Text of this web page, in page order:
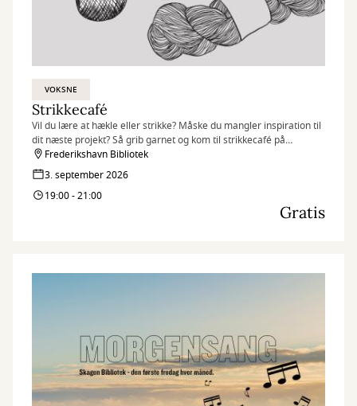
VOKSNE
Strikkecafé
Vil du lære at hækle eller strikke? Måske du mangler inspiration til
dit næste projekt? Så grib garnet og kom til strikkecafé på
biblioteket.
Frederikshavn Bibliotek
3. september 2026
19:00 - 21:00
Gratis